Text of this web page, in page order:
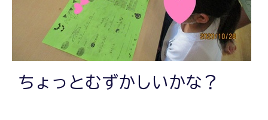
ちょっとむずかしいかな？